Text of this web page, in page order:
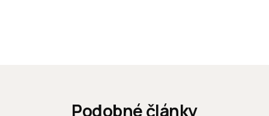
Podobné články